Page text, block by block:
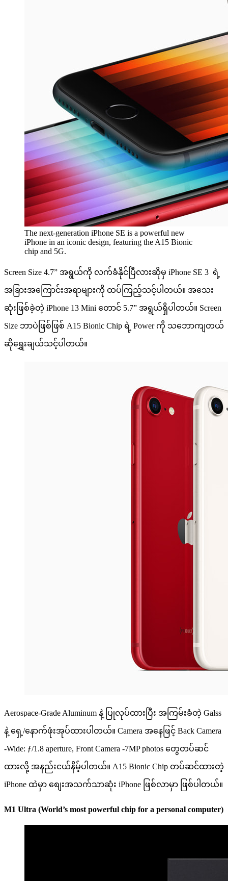
The next-generation iPhone SE is a powerful new
iPhone in an iconic design, featuring the A15 Bionic
chip and 5G.
Screen Size 4.7” အရွယ်ကို လက်ခံနိုင်ပြီလားဆိုမှ iPhone SE 3 ရဲ့
အခြားအကြောင်းအရာများကို ထပ်ကြည့်သင့်ပါတယ်။ အသေး
ဆုံးဖြစ်ခဲ့တဲ့ iPhone 13 Mini တောင် 5.7” အရွယ်ရှိပါတယ်။ Screen
Size ဘာပဲဖြစ်ဖြစ် A15 Bionic Chip ရဲ့ Power ကို သ​ဘောကျတယ်
ဆိုရွှေးချယ်သင့်ပါတယ်။
Aerospace-Grade Aluminum နဲ့ ပြုလုပ်ထားပြီး အကြမ်းခံတဲ့ Galss
နဲ့ ရှေ့/နောက်ဖုံးအုပ်ထားပါတယ်။ Camera အနေဖြင့် ​Back Camera
-Wide: ƒ/1.8 aperture, Front Camera -7MP photos တွေတပ်ဆင်
ထားလို့ အနည်းငယ်နိမ့်ပါတယ်။ A15 Bionic Chip တပ်ဆင်ထားတဲ့
iPhone ထဲမှာ စျေးအသက်သာဆုံး iPhone ဖြစ်လာမှာ ဖြစ်ပါတယ်။
M1 Ultra (World’s most powerful chip for a personal computer)